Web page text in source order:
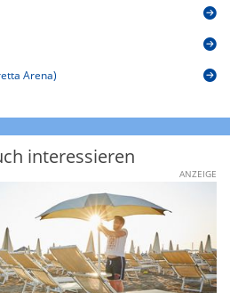
Arena)
interessieren
ANZEIGE